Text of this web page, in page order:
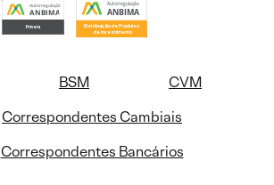
BSM
CVM
Correspondentes Cambiais
Correspondentes Bancários